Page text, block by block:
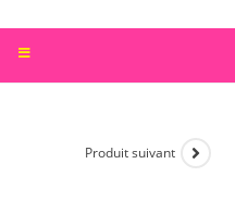
Produit suivant